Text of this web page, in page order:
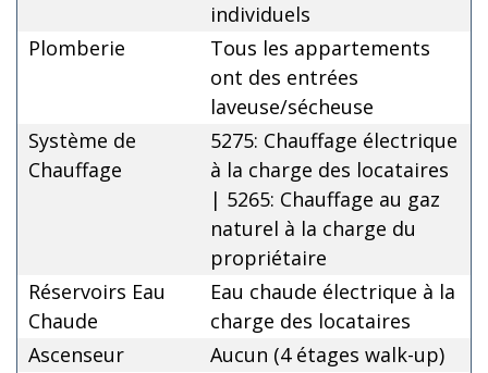
individuels
Plomberie
Tous les appartements
ont des entrées
laveuse/sécheuse
Système de
Chauffage
5275: Chauffage électrique
à la charge des locataires
| 5265: Chauffage au gaz
naturel à la charge du
propriétaire
Réservoirs Eau
Chaude
Eau chaude électrique à la
charge des locataires
Ascenseur
Aucun (4 étages walk-up)